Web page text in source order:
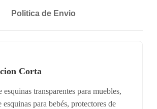
Politica de Envio
Corta
esquinas transparentes para muebles,
esquinas para bebés, protectores de